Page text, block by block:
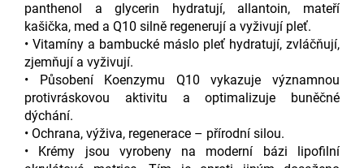
panthenol a glycerin hydratují, allantoin, mateří
kašička, med a Q10 silně regenerují a vyživují pleť.
• Vitamíny a bambucké máslo pleť hydratují, zvláčňují,
zjemňují a vyživují.
• Působení Koenzymu Q10 vykazuje významnou
protivráskovou aktivitu a optimalizuje buněčné
dýchání.
• Ochrana, výživa, regenerace – přírodní silou.
• Krémy jsou vyrobeny na moderní bázi lipofilní